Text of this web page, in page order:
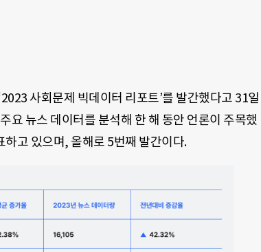
사회문제 빅데이터 리포트’를 발간했다고 31일
요 뉴스 데이터를 분석해 한 해 동안 언론이 주목했
고 있으며, 올해로 5번째 발간이다.